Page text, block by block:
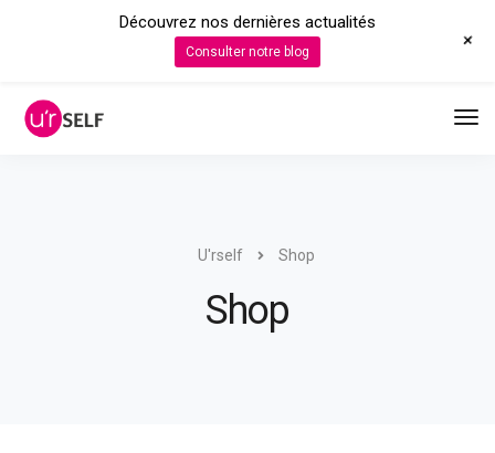
U'rself Shop
Shop
Découvrez nos dernières actualités
Consulter notre blog +